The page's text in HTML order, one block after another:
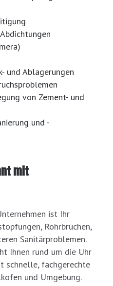
und Ablagerungen
von Zement- und
und -
mit
ist Ihr
Rohrbrüchen,
Sanitärproblemen.
Ihnen rund um die Uhr
schnelle, fachgerechte
und Umgebung.